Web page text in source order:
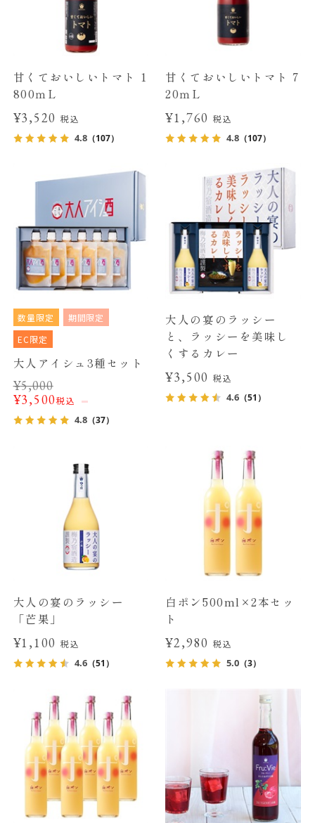
甘くておいしいトマト 1
800ｍL
¥3,520税込
4.8（107）
甘くておいしいトマト 7
20ｍL
¥1,760 税込
4.8 （107）
数量限定
期間限定
EC限定
大人アイシュ3種セット
¥5,000
¥3,500税込
4.8（37）
大人の宴のラッシー
と、ラッシーを美味し
くするカレー
¥3,500 税込
4.6 （51）
大人の宴のラッシー
「芒果」
¥1,100税込
4.6（51）
白ポン500ml×2本セッ
ト
¥2,980 税込
5.0 （3）